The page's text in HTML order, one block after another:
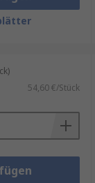
Sicherheit
54,60 €/Stück